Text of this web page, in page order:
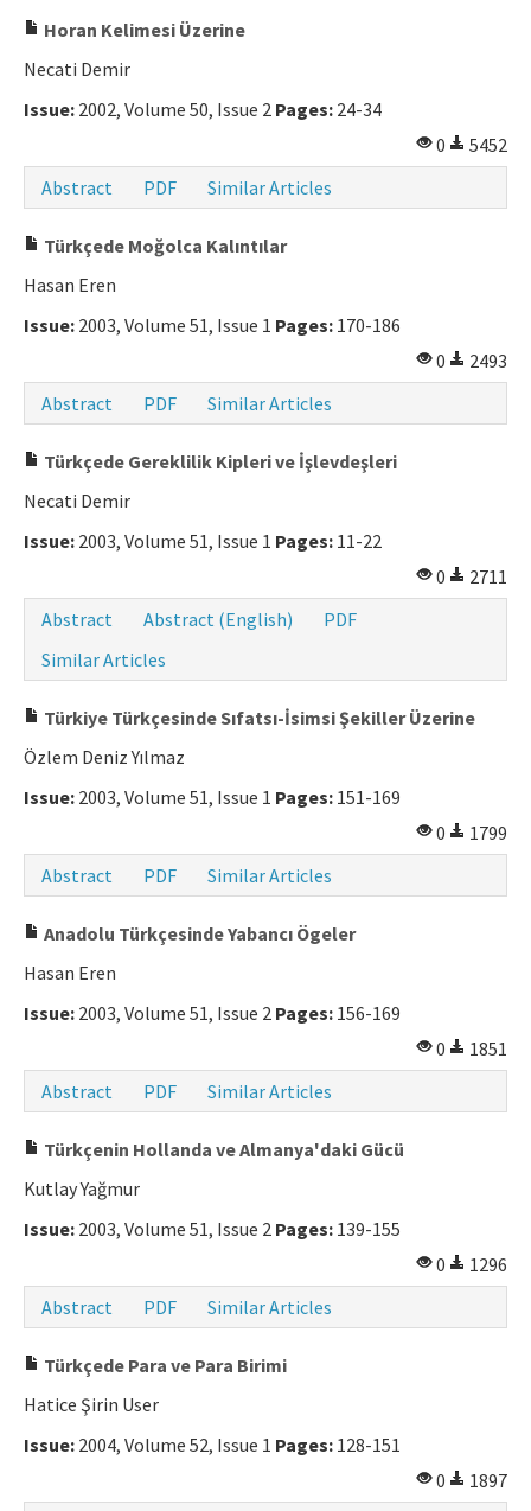
Horan Kelimesi Üzerine
Necati Demir
Issue: 2002, Volume 50, Issue 2 Pages: 24-34
0
5452
Abstract
PDF Similar Articles
Türkçede Moğolca Kalıntılar
Hasan Eren
Issue: 2003, Volume 51, Issue 1 Pages: 170-186
0
2493
Abstract
PDF Similar Articles
Türkçede Gereklilik Kipleri ve İşlevdeşleri
Necati Demir
Issue: 2003, Volume 51, Issue 1 Pages: 11-22
0
2711
Abstract
Abstract (English)
PDF
Similar Articles
Türkiye Türkçesinde Sıfatsı-İsimsi Şekiller Üzerine
Özlem Deniz Yılmaz
Issue: 2003, Volume 51, Issue 1 Pages: 151-169
0
1799
Abstract
PDF Similar Articles
Anadolu Türkçesinde Yabancı Ögeler
Hasan Eren
Issue: 2003, Volume 51, Issue 2 Pages: 156-169
0
1851
Abstract
PDF Similar Articles
Türkçenin Hollanda ve Almanya'daki Gücü
Kutlay Yağmur
Issue: 2003, Volume 51, Issue 2 Pages: 139-155
0
1296
Abstract
PDF Similar Articles
Türkçede Para ve Para Birimi
Hatice Şirin User
Issue: 2004, Volume 52, Issue 1 Pages: 128-151
0
1897